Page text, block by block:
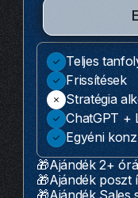
Teljes
Frissítések
ChatGPT +
Egyéni
Stratégia
🎁Ajándék 2+
🎁Ajándék poszt
🎁Ajándék